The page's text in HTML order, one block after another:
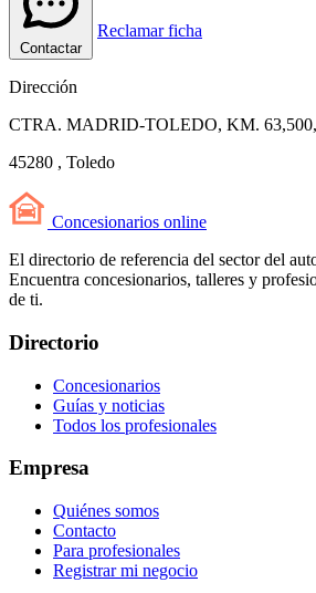
Contactar
Reclamar ficha
Dirección
CTRA. MADRID-TOLEDO, KM. 63,500,
45280 , Toledo
Concesionarios online
El directorio de referencia del sector del
Encuentra concesionarios, talleres y
de ti.
Directorio
Concesionarios
Guías y noticias
Todos los profesionales
Empresa
Quiénes somos
Contacto
Para profesionales
Registrar mi negocio